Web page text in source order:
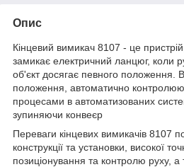
Опис
Кінцевий вимикач 8107 - це
замикає електричний ланцюг, коли
об'єкт досягає певного положення.
положення, автоматично
процесами в автоматизованих
зупиняючи конвеєр
Переваги кінцевих вимикачів 8107
конструкції та установки, високої
позиціонування та контролю руху, а